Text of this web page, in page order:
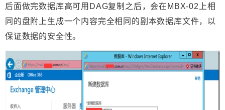
后面做完数据库高可用DAG复制之后，会在MBX-02上相
同的盘附上生成一个内容完全相同的副本数据库文件，以
保证数据的安全性。